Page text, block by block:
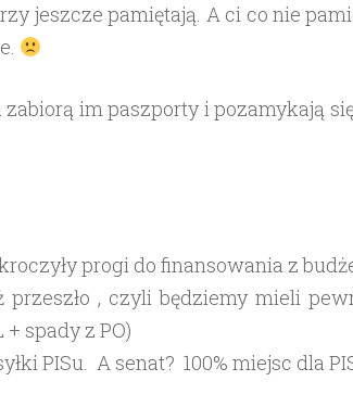
jeszcze pamiętają. A ci co nie
zabiorą im paszporty i pozamykają
progi do finansowania z
przeszło , czyli będziemy mieli
spady z PO)
PISu. A senat? 100% miejsc dla